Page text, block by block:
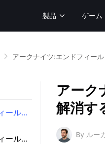
製品 ゲーム
アークナイツ:エンドフィー
アークナイツ:エンドフィールドのラグの原因は？
アークナイツ:エンドフィールドのネットワークラグを解消する方法
アーク
解消す
By ルー